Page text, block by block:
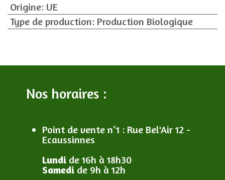
Origine: UE
Type de production: Production Biologique
Nos horaires :
Point de vente n°1 : Rue Bel'Air 12 -
Ecaussinnes
Lundi de 16h à 18h30
Samedi de 9h à 12h